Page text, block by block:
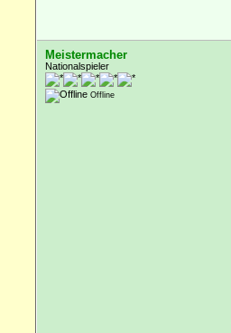
Meistermacher
Nationalspieler
Offline